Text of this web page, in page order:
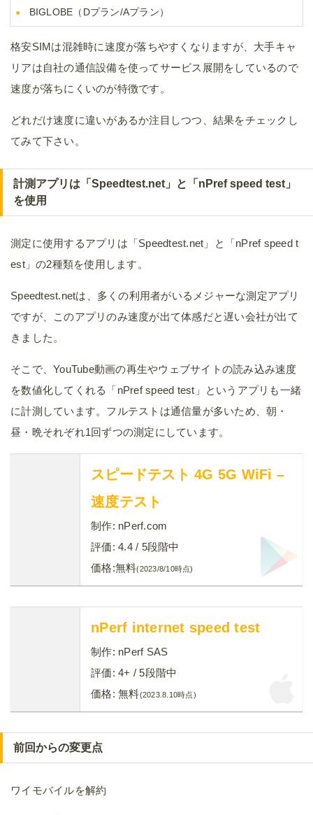
BIGLOBE（Dプラン/Aプラン）
格安SIMは混雑時に速度が落ちやすくなりますが、大手キャ
リアは自社の通信設備を使ってサービス展開をしているので
速度が落ちにくいのが特徴です。
どれだけ速度に違いがあるか注目しつつ、結果をチェックし
てみて下さい。
計測アプリは「Speedtest.net」と「nPref speed test」
を使用
測定に使用するアプリは「Speedtest.net」と「nPref speed t
est」の2種類を使用します。
Speedtest.netは、多くの利用者がいるメジャーな測定アプリ
ですが、このアプリのみ速度が出て体感だと遅い会社が出て
きました。
そこで、YouTube動画の再生やウェブサイトの読み込み速度
を数値化してくれる「nPref speed test」というアプリも一緒
に計測しています。フルテストは通信量が多いため、朝・
昼・晩それぞれ1回ずつの測定にしています。
スピードテスト 4G 5G WiFi –
速度テスト
制作: nPerf.com
評価: 4.4/ 5段階中
価格:無料(2023/8/10時点)
nPerf internet speed test
制作: nPerf SAS
評価: 4+ / 5段階中
価格: 無料(2023.8.10時点)
前回からの変更点
ワイモバイルを解約